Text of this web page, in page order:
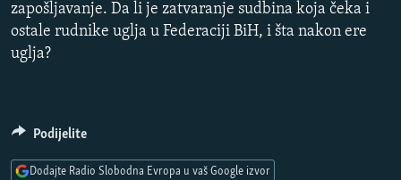
POST SCRIPTUM
MOJA EVROPA
NASTANAK I RASPAD JUGOSLAVIJE
1080p
1080p
zapošljavanje. Da li je zatvaranje sudbina koja čeka i
ostale rudnike uglja u Federaciji BiH, i šta nakon ere
uglja?
Podijelite
Dodajte Radio Slobodna Evropa u vaš Google izvor